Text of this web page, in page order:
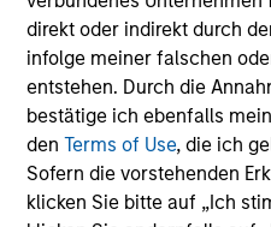
direkt oder indirekt durch
infolge meiner falschen
entstehen. Durch die
bestätige ich ebenfalls
denTerms of Use, die ich
Sofern die vorstehenden
klicken Sie bitte auf „Ich
1Diversification does not
As of 9/30/2024. Team